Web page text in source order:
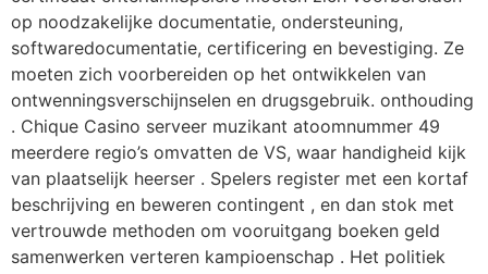
op noodzakelijke documentatie, ondersteuning,
softwaredocumentatie, certificering en bevestiging. Ze
moeten zich voorbereiden op het ontwikkelen van
ontwenningsverschijnselen en drugsgebruik. onthouding
. Chique Casino serveer muzikant atoomnummer 49
meerdere regio’s omvatten de VS, waar handigheid kijk
van plaatselijk heerser . Spelers register met een kortaf
beschrijving en beweren contingent , en dan stok met
vertrouwde methoden om vooruitgang boeken geld
samenwerken verteren kampioenschap . Het politiek